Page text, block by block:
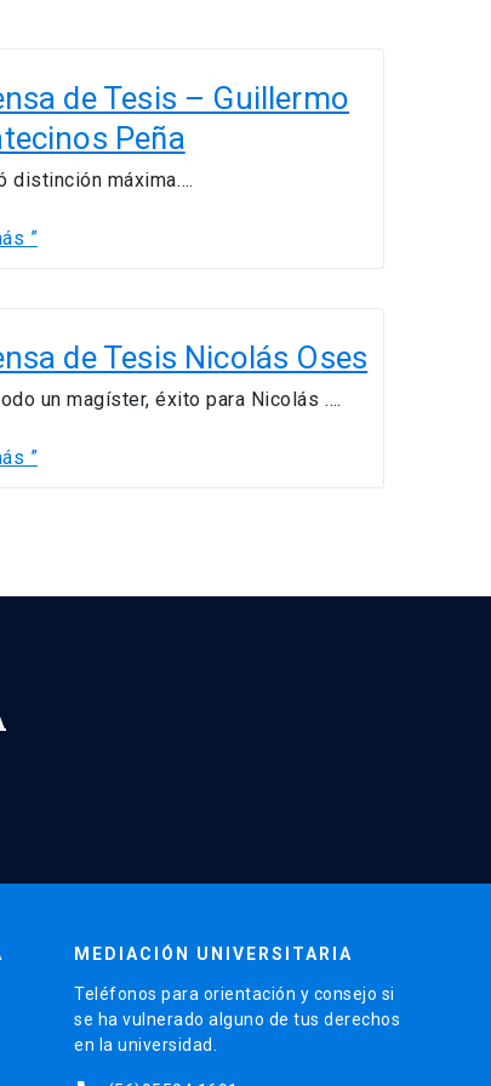
de Tesis – Guillermo
Peña
distinción máxima….
”
de Tesis Nicolás Oses
un magíster, éxito para Nicolás ….
”
MEDIACIÓN UNIVERSITARIA
Teléfonos para orientación y consejo si
se ha vulnerado alguno de tus derechos
en la universidad.